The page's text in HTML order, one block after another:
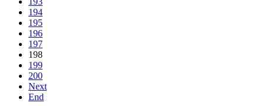
194
195
196
197
198
199
200
Next
End